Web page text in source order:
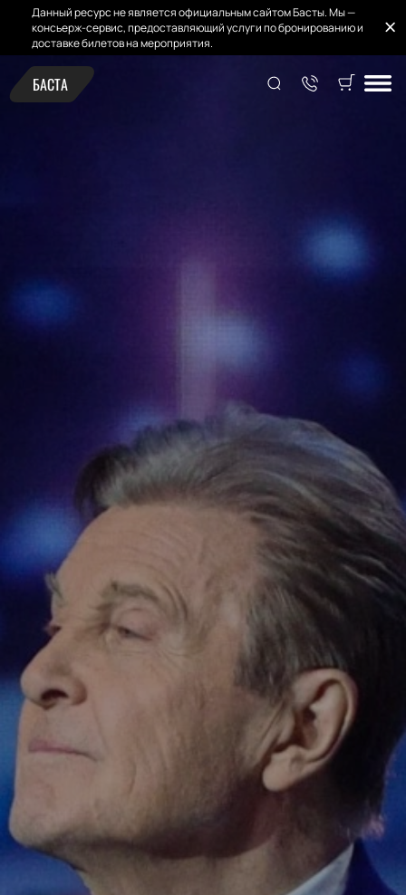
Данный ресурс не является официальным сайтом Басты. Мы —
консьерж-сервис, предоставляющий услуги по бронированию и
доставке билетов на мероприятия.
БАСТА